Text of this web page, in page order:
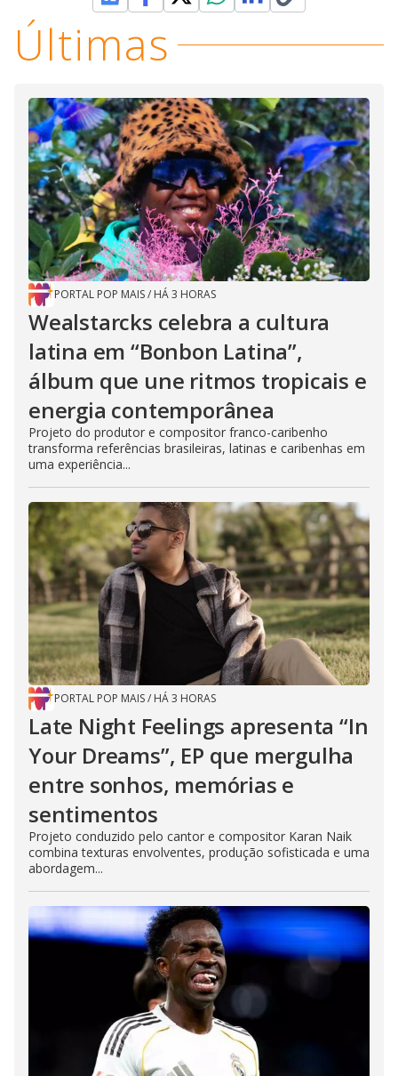
Últimas
PORTAL POP MAIS/ HÁ 3 HORAS
Wealstarcks celebra a cultura
latina em “Bonbon Latina”,
álbum que une ritmos tropicais e
energia contemporânea
Projeto do produtor e compositor franco-caribenho
transforma referências brasileiras, latinas e caribenhas em
uma experiência...
PORTAL POP MAIS/ HÁ 3 HORAS
Late Night Feelings apresenta “In
Your Dreams”, EP que mergulha
entre sonhos, memórias e
sentimentos
Projeto conduzido pelo cantor e compositor Karan Naik
combina texturas envolventes, produção sofisticada e uma
abordagem...